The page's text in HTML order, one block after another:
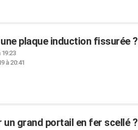
plaque induction fissurée ?
19:23
à 20:41
un grand portail en fer scellé ?